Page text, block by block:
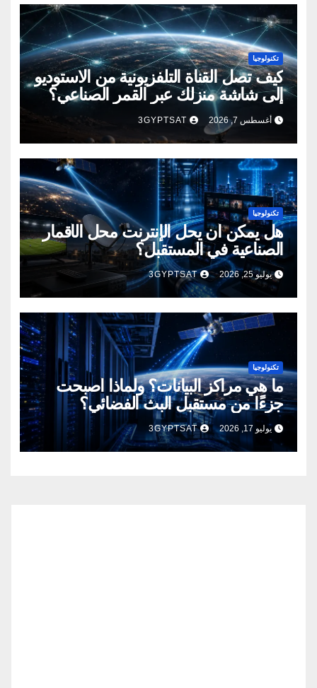
تكنولوجيا
كيف تصل القناة التلفزيونية من الاستوديو
إلى شاشة منزلك عبر القمر الصناعي؟
أغسطس 7, 2026 3GYPTSAT
تكنولوجيا
هل يمكن أن يحل الإنترنت محل الأقمار
الصناعية في المستقبل؟
يوليو 25, 2026 3GYPTSAT
تكنولوجيا
ما هي مراكز البيانات؟ ولماذا أصبحت
جزءًا من مستقبل البث الفضائي؟
يوليو 17, 2026 3GYPTSAT